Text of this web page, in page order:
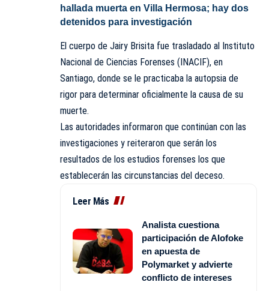
hallada muerta en Villa Hermosa; hay dos
detenidos para investigación
El cuerpo de Jairy Brisita fue trasladado al Instituto
Nacional de Ciencias Forenses (INACIF), en
Santiago, donde se le practicaba la autopsia de
rigor para determinar oficialmente la causa de su
muerte.
Las autoridades informaron que continúan con las
investigaciones y reiteraron que serán los
resultados de los estudios forenses los que
establecerán las circunstancias del deceso.
Leer Más
Analista cuestiona
participación de Alofoke
en apuesta de
Polymarket y advierte
conflicto de intereses